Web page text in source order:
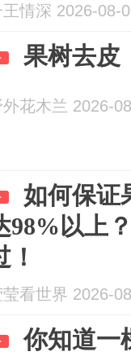
王情深 2026-08-
果树去皮
外花木兰 2026-
如何保证
98%以上
！
莹看世界 2026-
你知道一